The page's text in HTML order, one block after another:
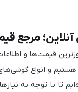
مرجع
قیمت‌ها و
هستیم و انواع